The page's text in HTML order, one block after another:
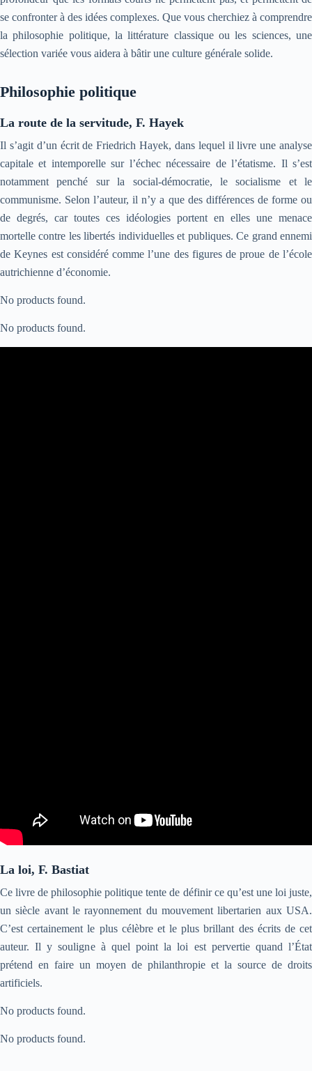
se confronter à des idées complexes. Que vous cherchiez à comprendre
la philosophie politique, la littérature classique ou les sciences, une
sélection variée vous aidera à bâtir une culture générale solide.
Philosophie politique
La route de la servitude, F. Hayek
Il s’agit d’un écrit de Friedrich Hayek, dans lequel il livre une analyse
capitale et intemporelle sur l’échec nécessaire de l’étatisme. Il s’est
notamment penché sur la social-démocratie, le socialisme et le
communisme. Selon l’auteur, il n’y a que des différences de forme ou
de degrés, car toutes ces idéologies portent en elles une menace
mortelle contre les libertés individuelles et publiques. Ce grand ennemi
de Keynes est considéré comme l’une des figures de proue de l’école
autrichienne d’économie.
No products found.
No products found.
La loi, F. Bastiat
Ce livre de philosophie politique tente de définir ce qu’est une loi juste,
un siècle avant le rayonnement du mouvement libertarien aux USA.
C’est certainement le plus célèbre et le plus brillant des écrits de cet
auteur. Il y souligne à quel point la loi est pervertie quand l’État
prétend en faire un moyen de philanthropie et la source de droits
artificiels.
No products found.
No products found.